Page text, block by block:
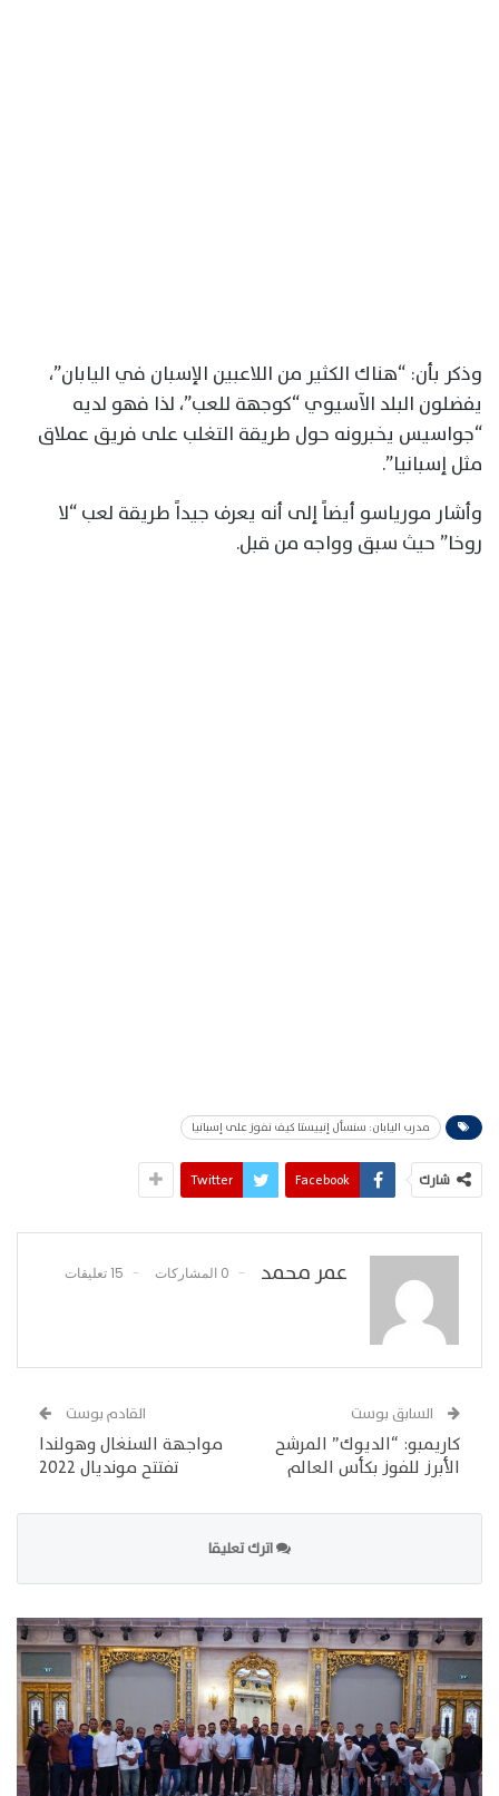
وذكر بأن: “هناك الكثير من اللاعبين الإسبان في اليابان”،
يفضلون البلد الآسيوي “كوجهة للعب”، لذا فهو لديه
“جواسيس يخبرونه حول طريقة التغلب على فريق عملاق
مثل إسبانيا”.
وأشار مورياسو أيضاً إلى أنه يعرف جيداً طريقة لعب “لا
روخا” حيث سبق وواجه من قبل.
مدرب اليابان: سنسأل إنييستا كيف نفوز على إسبانيا
شارك Facebook
Twitter
عمر محمد 0 المشاركات 15 تعليقات
السابق بوست
كاريمبو: “الديوك” المرشح
الأبرز للفوز بكأس العالم
القادم بوست
مواجهة السنغال وهولندا
تفتتح مونديال 2022
اترك تعليقا